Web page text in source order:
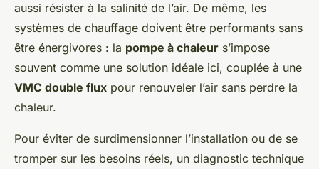
aussi résister à la salinité de l’air. De même, les
systèmes de chauffage doivent être performants sans
être énergivores : la pompe à chaleur s’impose
souvent comme une solution idéale ici, couplée à une
VMC double flux pour renouveler l’air sans perdre la
chaleur.
Pour éviter de surdimensionner l’installation ou de se
tromper sur les besoins réels, un diagnostic technique